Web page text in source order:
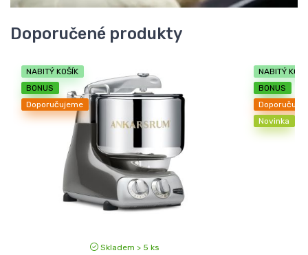
Doporučené produkty
NABITÝ KOŠÍK
BONUS
Doporučujeme
Skladem > 5 ks
NABITÝ
BONUS
Novinka